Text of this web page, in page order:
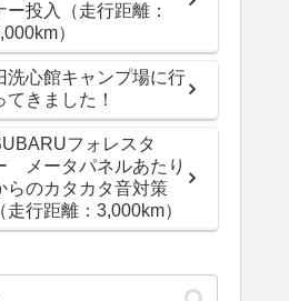
ー投入（走行距離：
）
洗心館キャンプ場に行
てきました！
フォレスタ
メータパネルあたり
らのカタカタ音対策
（走行距離：3,000km）